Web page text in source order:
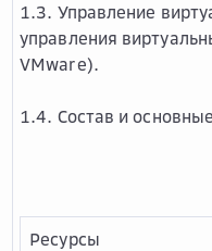
1.3. Управление
управления
VMware).
1.4. Состав и
Ресурсы